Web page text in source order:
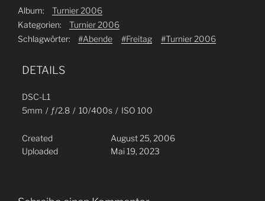
Album:
Turnier 2006
Kategorien:
Turnier 2006
Schlagwörter:
#Abende #Freitag #Turnier 2006
DETAILS
DSC-L1
5mm / ƒ/2.8 / 10/400s / ISO 100
Created
August 25, 2006
Uploaded
Mai 19, 2023